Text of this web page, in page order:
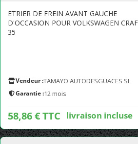
ETRIER DE FREIN AVANT GAUCHE
D'OCCASION POUR VOLKSWAGEN
35
Vendeur :TAMAYO AUTODESGUACES SL
Garantie :12 mois
58,86 € TTC livraison incluse